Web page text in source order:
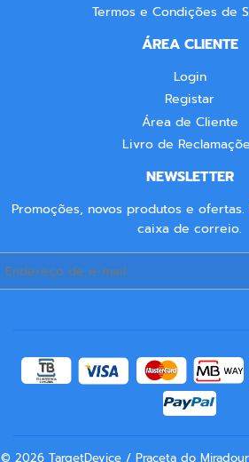
Termos e Condições de
ÁREA CLIENTE
Login
Registar
Área de Cliente
Livro de
NEWSLETTER
Promoções, novos produtos e
caixa de correio.
© 2026 TargetDevice / Praceta do